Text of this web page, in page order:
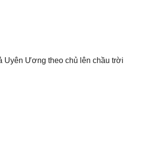
Uyên Ương theo chủ lên chầu trời